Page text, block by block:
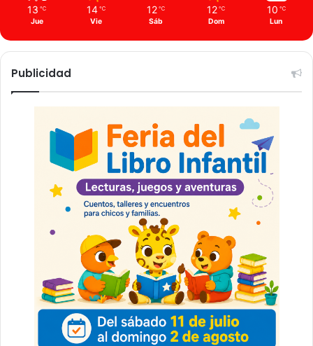
13 ℃
Jue
14 ℃
Vie
12 ℃
Sáb
12 ℃
Dom
10 ℃
Lun
Publicidad